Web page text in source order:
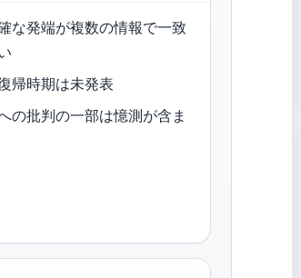
な発端が複数の情報で一致
帰時期は未発表
の批判の一部は憶測が含ま